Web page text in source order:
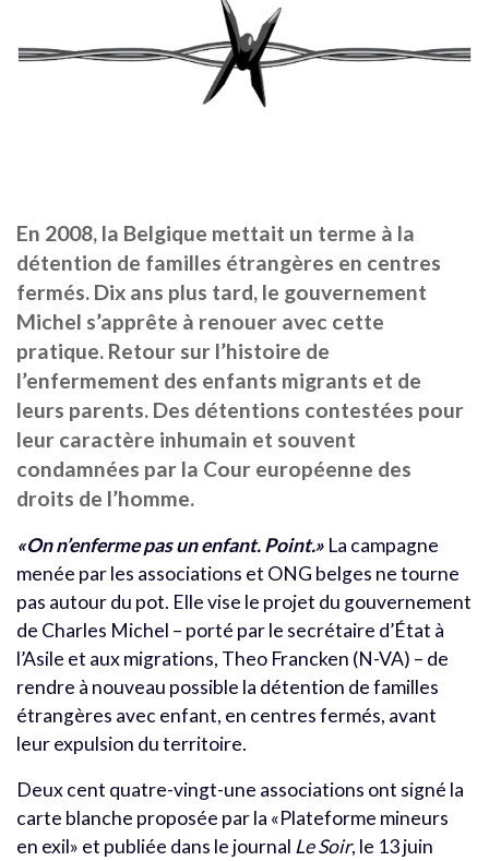
En 2008, la Belgique mettait un terme à la
détention de familles étrangères en centres
fermés. Dix ans plus tard, le gouvernement
Michel s’apprête à renouer avec cette
pratique. Retour sur l’histoire de
l’enfermement des enfants migrants et de
leurs parents. Des détentions contestées pour
leur caractère inhumain et souvent
condamnées par la Cour européenne des
droits de l’homme.
«On n’enferme pas un enfant. Point.» La campagne
menée par les associations et ONG belges ne tourne
pas autour du pot. Elle vise le projet du gouvernement
de Charles Michel – porté par le secrétaire d’État à
l’Asile et aux migrations, Theo Francken (N-VA) – de
rendre à nouveau possible la détention de familles
étrangères avec enfant, en centres fermés, avant
leur expulsion du territoire.
Deux cent quatre-vingt-une associations ont signé la
carte blanche proposée par la «Plateforme mineurs
en exil» et publiée dans le journal Le Soir, le 13 juin